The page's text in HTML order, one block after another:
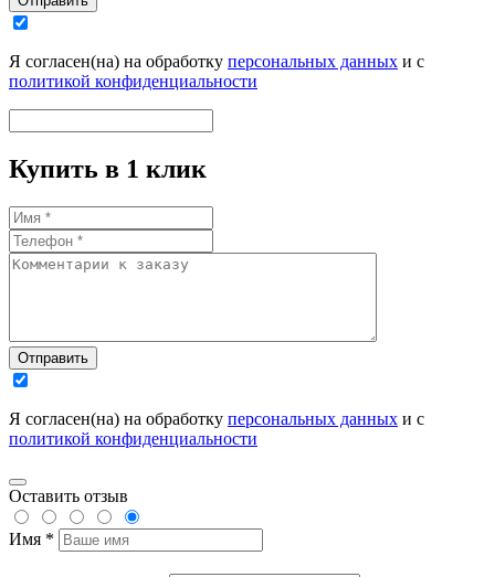
Я согласен(на) на обработку персональных данных и с
политикой конфиденциальности
Купить в 1 клик
Отправить
Я согласен(на) на обработку персональных данных и с
политикой конфиденциальности
Оставить отзыв
Имя *